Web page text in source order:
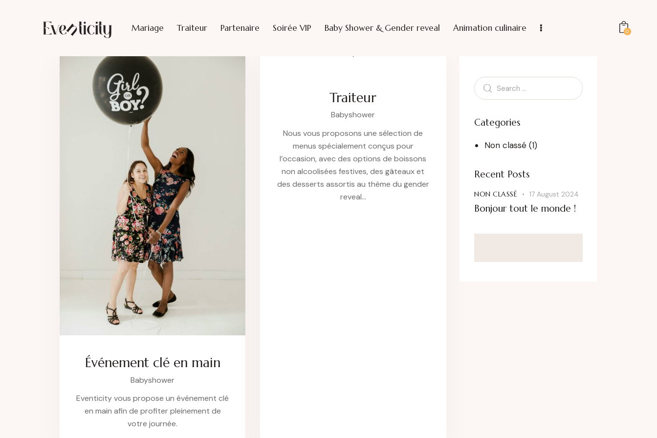
Mariage Traiteur Partenaire Soirée VIP Baby Shower & Gender reveal Animation culinaire 0
Événement clé en main
Babyshower
Eventicity vous propose un événement clé
en main afin de profiter pleinement de
votre journée.
Traiteur
Babyshower
Nous vous proposons une sélection de
menus spécialement conçus pour
l’occasion, avec des options de boissons
non alcoolisées festives, des gâteaux et
des desserts assortis au thème du gender
reveal…
Categories
Non classé(1)
Recent Posts
NON CLASSÉ 17 August 2024
Bonjour tout le monde !